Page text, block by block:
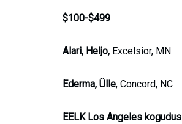
$100-$499
Alari, Heljo, Excelsior, MN
Ederma, Ülle, Concord, NC
EELK Los Angeles kogudus